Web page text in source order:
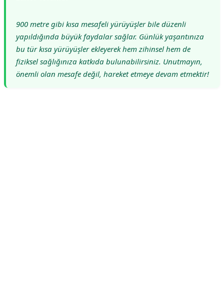
900 metre gibi kısa mesafeli yürüyüşler bile düzenli
yapıldığında büyük faydalar sağlar. Günlük yaşantınıza
bu tür kısa yürüyüşler ekleyerek hem zihinsel hem de
fiziksel sağlığınıza katkıda bulunabilirsiniz. Unutmayın,
önemli olan mesafe değil, hareket etmeye devam etmektir!